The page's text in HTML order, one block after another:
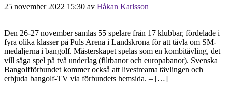
25 november 2022 15:30 av Håkan Karlsson
Den 26-27 november samlas 55 spelare från 17 klubbar, fördelade i
fyra olika klasser på Puls Arena i Landskrona för att tävla om SM-
medaljerna i bangolf. Mästerskapet spelas som en kombitävling, det
vill säga spel på två underlag (filtbanor och europabanor). Svenska
Bangolfförbundet kommer också att livestreama tävlingen och
erbjuda bangolf-TV via förbundets hemsida. – […]